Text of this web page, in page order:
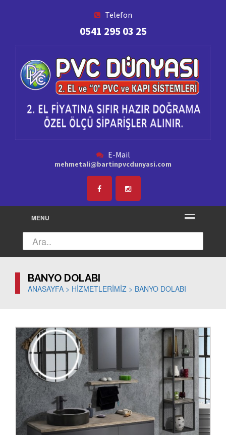
Telefon
0541 295 03 25
E-Mail
mehmetali@bartinpvcdunyasi.com
MENU
BANYO DOLABI
ANASAYFA > HİZMETLERİMİZ > BANYO DOLABI